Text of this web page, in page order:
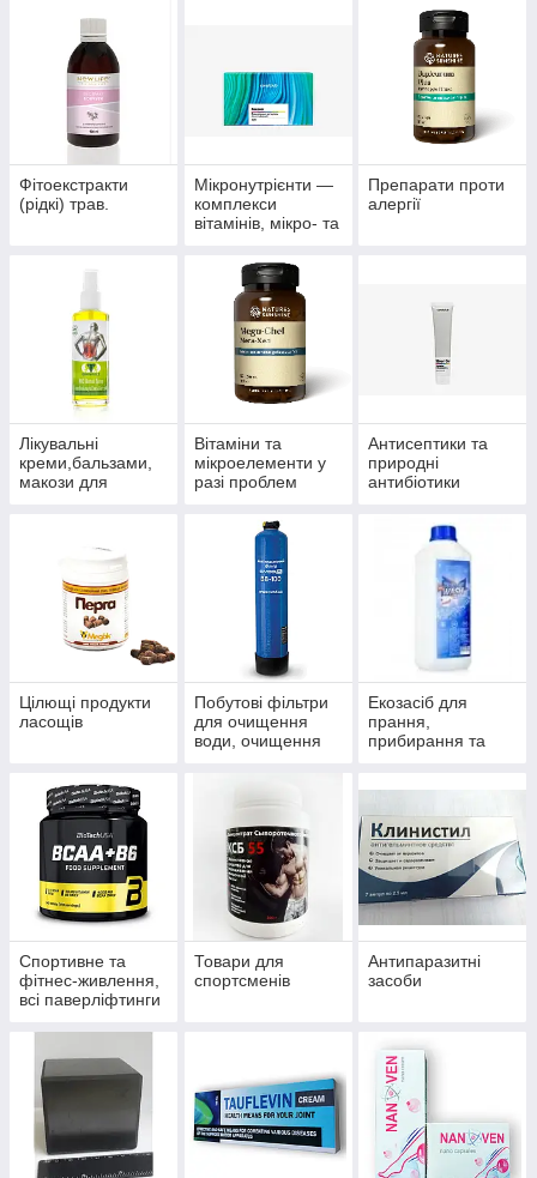
Фітоекстракти
(рідкі) трав.
Мікронутрієнти —
комплекси
вітамінів, мікро- та
Препарати проти
алергії
Лікувальні
креми,бальзами,
макози для
Вітаміни та
мікроелементи у
разі проблем
Антисептики та
природні
антибіотики
ьного впливу.
Цілющі продукти
ласощів
Побутові фільтри
для очищення
води, очищення
опалення
Екозасіб для
прання,
прибирання та
Спортивне та
фітнес-живлення,
всі паверліфтинги
тренажери, одяг
Товари для
спортсменів
Антипаразитні
засоби